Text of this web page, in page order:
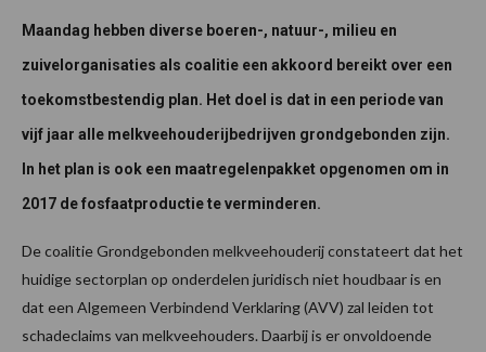
Maandag hebben diverse boeren-, natuur-, milieu en
zuivelorganisaties als coalitie een akkoord bereikt over een
toekomstbestendig plan. Het doel is dat in een periode van
vijf jaar alle melkveehouderijbedrijven grondgebonden zijn.
In het plan is ook een maatregelenpakket opgenomen om in
2017 de fosfaatproductie te verminderen.
De coalitie Grondgebonden melkveehouderij constateert dat het
huidige sectorplan op onderdelen juridisch niet houdbaar is en
dat een Algemeen Verbindend Verklaring (AVV) zal leiden tot
schadeclaims van melkveehouders. Daarbij is er onvoldoende